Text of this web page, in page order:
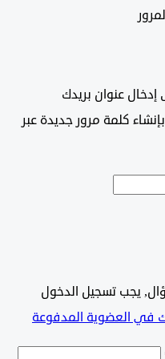
بريدك
كلمة مرور جديدة عبر
تسجيل الدخول
العضوية المدفوعة